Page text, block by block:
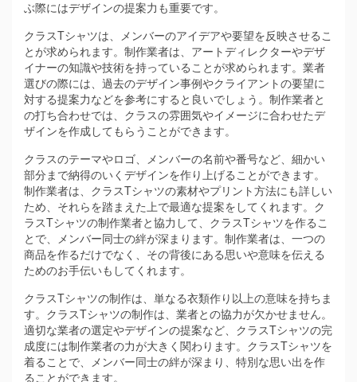
ぶ際にはデザインの提案力も重要です。
クラスTシャツは、メンバーのアイデアや要望を反映させるこ
とが求められます。制作業者は、アートディレクターやデザ
イナーの知識や技術を持っていることが求められます。業者
選びの際には、過去のデザイン事例やクライアントの要望に
対する提案力などを参考にすると良いでしょう。制作業者と
の打ち合わせでは、クラスの雰囲気やイメージに合わせたデ
ザインを作成してもらうことができます。
クラスのテーマやロゴ、メンバーの名前や番号など、細かい
部分まで納得のいくデザインを作り上げることができます。
制作業者は、クラスTシャツの素材やプリント方法にも詳しい
ため、それらを踏まえた上で最適な提案をしてくれます。ク
ラスTシャツの制作業者と協力して、クラスTシャツを作るこ
とで、メンバー同士の絆が深まります。制作業者は、一つの
商品を作るだけでなく、その背後にある思いや意味を伝える
ためのお手伝いもしてくれます。
クラスTシャツの制作は、単なる衣類作り以上の意味を持ちま
す。クラスTシャツの制作は、業者との協力が欠かせません。
適切な業者の選定やデザインの提案など、クラスTシャツの完
成度には制作業者の力が大きく関わります。クラスTシャツを
着ることで、メンバー同士の絆が深まり、特別な思い出を作
ることができます。